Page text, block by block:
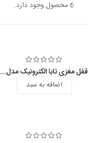
6 محصول وجود دارد.
قفل مغزی تابا الکترونیک مدل...
اضافه به سبد